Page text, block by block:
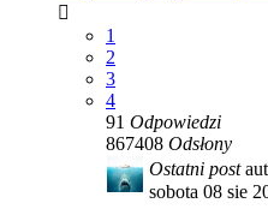
1
2
3
4
91 Odpowiedzi
867408 Odsłony
Ostatni post
sobota 08 sie